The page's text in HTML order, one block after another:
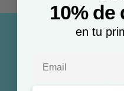
10% de
en tu